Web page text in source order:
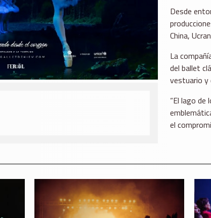
Desde
China,
La
del ballet
vestuario y
“El lago de
el